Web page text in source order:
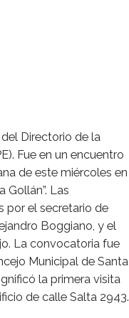
Directorio de la
Fue en un encuentro
de este miércoles en
Gollán”. Las
por el secretario de
Boggiano, y el
La convocatoria fue
Municipal de Santa
la primera visita
de calle Salta 2943.